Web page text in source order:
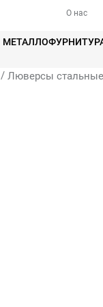
О нас
/ Люверсы стальные